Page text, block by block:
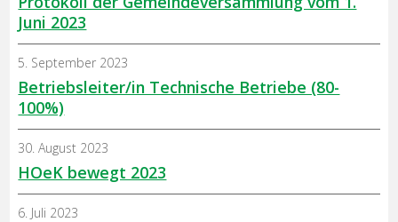
Juni 2023
Betriebsleiter/in Technische Betriebe (80-
100%)
5. September 2023
HOeK bewegt 2023
30. August 2023
6. Juli 2023